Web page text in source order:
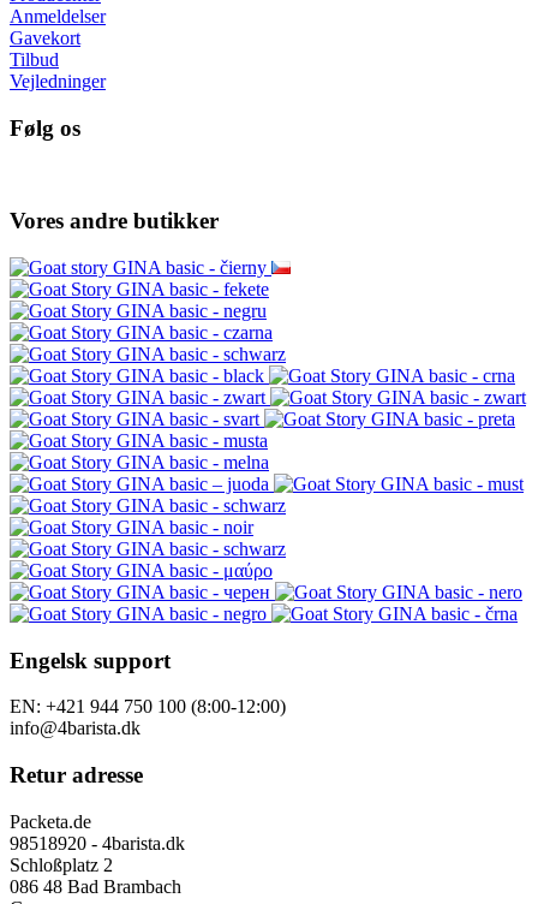
Anmeldelser
Gavekort
Tilbud
Vejledninger
Følg os
Vores andre butikker
Engelsk support
EN: +421 944 750 100 (8:00-12:00)
info@4barista.dk
Retur adresse
Packeta.de
98518920 - 4barista.dk
Schloßplatz 2
086 48 Bad Brambach